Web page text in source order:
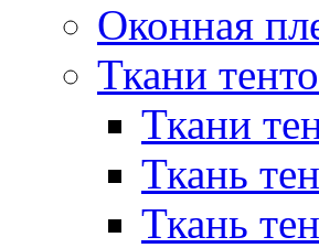
Оконная
Ткани
Ткани
Ткань
Ткань